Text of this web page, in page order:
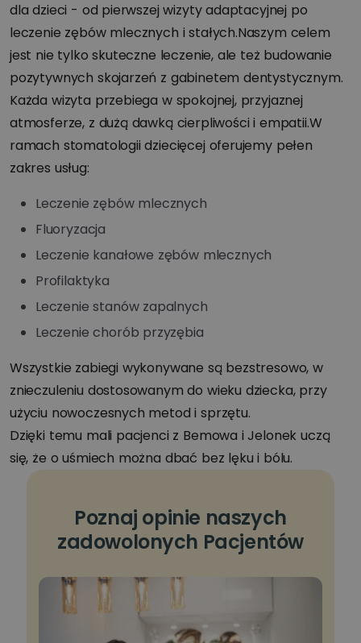
dla dzieci - od pierwszej wizyty adaptacyjnej po
leczenie zębów mlecznych i stałych.Naszym celem
jest nie tylko skuteczne leczenie, ale też budowanie
pozytywnych skojarzeń z gabinetem dentystycznym.
Każda wizyta przebiega w spokojnej, przyjaznej
atmosferze, z dużą dawką cierpliwości i empatii.W
ramach stomatologii dziecięcej oferujemy pełen
zakres usług:
Leczenie zębów mlecznych
Fluoryzacja
Leczenie kanałowe zębów mlecznych
Profilaktyka
Leczenie stanów zapalnych
Leczenie chorób przyzębia
Wszystkie zabiegi wykonywane są bezstresowo, w
znieczuleniu dostosowanym do wieku dziecka, przy
użyciu nowoczesnych metod i sprzętu.
Dzięki temu mali pacjenci z Bemowa i Jelonek uczą
się, że o uśmiech można dbać bez lęku i bólu.
Poznaj opinie naszych
zadowolonych Pacjentów